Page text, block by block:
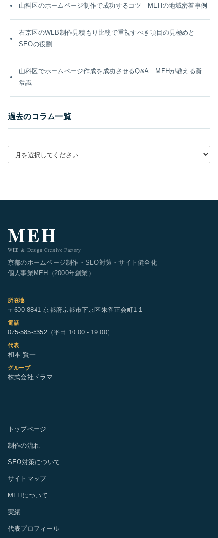
山科区のホームページ制作で成功するコツ｜MEHの地域密着事例
右京区のWEB制作見積もり比較で重視すべき項目の見極めと
SEOの役割
山科区でホームページ作成を成功させるQ&A｜MEHが教える新
常識
過去のコラム一覧
月別アーカイブを選択
MEH
WEB & Design Creative Factory
京都のホームページ制作・SEO対策・サイト健全化
個人事業MEH（2000年創業）
所在地
〒600-8841 京都府京都市下京区朱雀正会町1-1
電話
075-585-5352（平日 10:00 - 19:00）
代表
和本 賢一
グループ
株式会社ドラマ
トップページ
制作の流れ
SEO対策について
サイトマップ
MEHについて
実績
代表プロフィール